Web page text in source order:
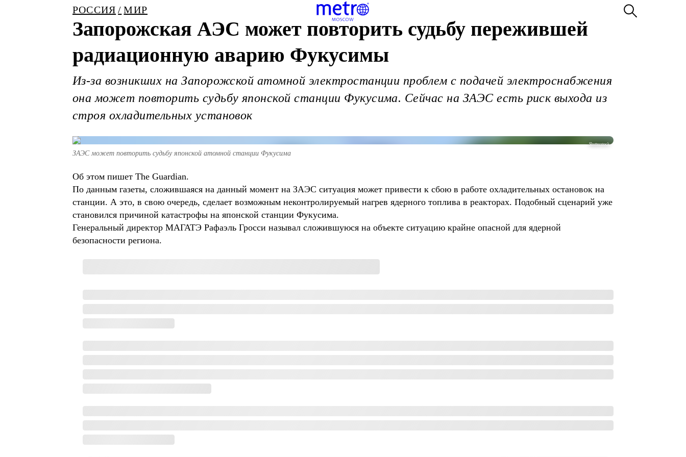
РОССИЯ МИР
Запорожская АЭС может повторить судьбу пережившей
радиационную аварию Фукусимы
Из-за возникших на Запорожской атомной электростанции проблем с подачей электроснабжения
она может повторить судьбу японской станции Фукусима. Сейчас на ЗАЭС есть риск выхода из
строя охладительных установок
Shutterstock
ЗАЭС может повторить судьбу японской атомной станции Фукусима
Об этом пишет The Guardian.
По данным газеты, сложившаяся на данный момент на ЗАЭС ситуация может привести к сбою в работе охладительных остановок на
станции. А это, в свою очередь, сделает возможным неконтролируемый нагрев ядерного топлива в реакторах. Подобный сценарий уже
становился причиной катастрофы на японской станции Фукусима.
Генеральный директор МАГАТЭ Рафаэль Гросси называл сложившуюся на объекте ситуацию крайне опасной для ядерной
безопасности региона.